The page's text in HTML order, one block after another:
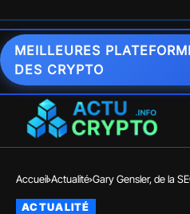
MEILLEURES
DES CRYPTO
Accueil Actualité Gary Gensler, de la
ACTUALITÉ